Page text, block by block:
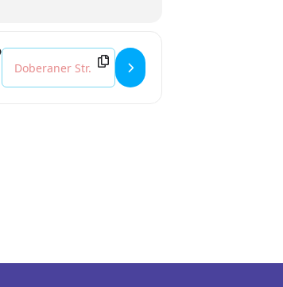
Destination Address - Die Känguru-Chroniken []